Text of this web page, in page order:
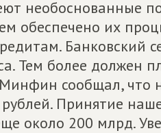
необоснованные
обеспечено их
Банковский
Тем более должен
сообщал, что
Принятие
около 200 млрд.